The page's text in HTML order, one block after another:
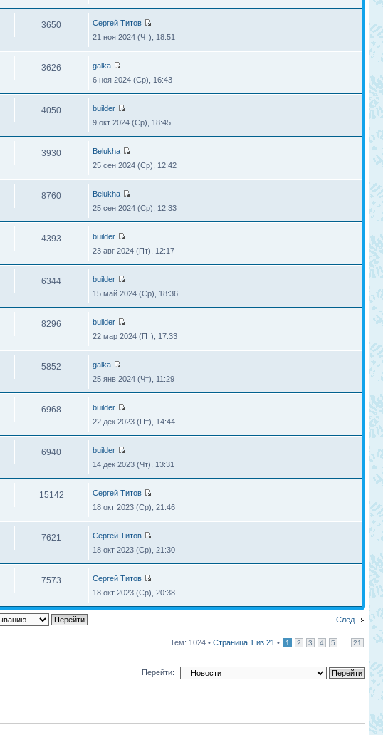
3650
Сергей Титов
21 ноя 2024 (Чт), 18:51
3626
galka
6 ноя 2024 (Ср), 16:43
4050
builder
9 окт 2024 (Ср), 18:45
3930
Belukha
25 сен 2024 (Ср), 12:42
8760
Belukha
25 сен 2024 (Ср), 12:33
4393
builder
23 авг 2024 (Пт), 12:17
6344
builder
15 май 2024 (Ср), 18:36
8296
builder
22 мар 2024 (Пт), 17:33
5852
galka
25 янв 2024 (Чт), 11:29
6968
builder
22 дек 2023 (Пт), 14:44
6940
builder
14 дек 2023 (Чт), 13:31
15142
Сергей Титов
18 окт 2023 (Ср), 21:46
7621
Сергей Титов
18 окт 2023 (Ср), 21:30
7573
Сергей Титов
18 окт 2023 (Ср), 20:38
След.
Тем: 1024 • Страница 1 из 21 • 1 2 3 4 5 21
Перейти: